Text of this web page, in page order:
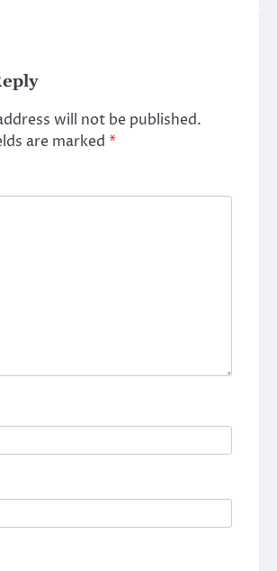
will not be published.
are marked *